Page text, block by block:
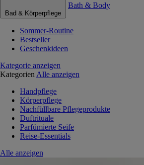
Bad & Körperpflege
Bath & Body
Sommer-Routine
Bestseller
Geschenkideen
Kategorie anzeigen
Kategorien Alle anzeigen
Handpflege
Körperpflege
Nachfüllbare Pflegeprodukte
Duftrituale
Parfümierte Seife
Reise-Essentials
Alle anzeigen